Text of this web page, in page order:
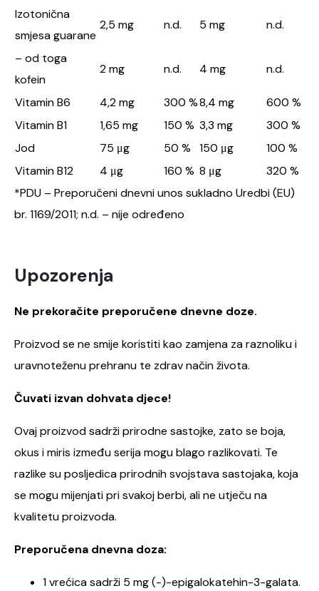
Izotonična
smjesa guarane
2,5 mg n.d. 5 mg n.d.
– od toga
kofein
2 mg n.d. 4 mg n.d.
Vitamin B6 4,2 mg 300 %8,4 mg
600 %
Vitamin B1
1,65 mg 150 % 3,3 mg
300 %
Jod
75 μg 50 % 150 μg
100 %
Vitamin B12
4 μg 160 % 8 μg
320 %
*PDU – Preporučeni dnevni unos sukladno Uredbi (EU)
br. 1169/2011; n.d. – nije određeno
Upozorenja
Ne prekoračite preporučene dnevne doze.
Proizvod se ne smije koristiti kao zamjena za raznoliku i
uravnoteženu prehranu te zdrav način života.
Čuvati izvan dohvata djece!
Ovaj proizvod sadrži prirodne sastojke, zato se boja,
okus i miris između serija mogu blago razlikovati. Te
razlike su posljedica prirodnih svojstava sastojaka, koja
se mogu mijenjati pri svakoj berbi, ali ne utječu na
kvalitetu proizvoda.
Preporučena dnevna doza:
1 vrećica sadrži 5 mg (-)-epigalokatehin-3-galata.